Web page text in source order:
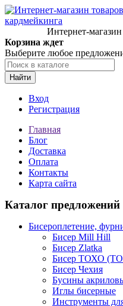
Интернет-магазин
Корзина ждет
Выберите любое
Найти
Вход
Регистрация
Главная
Блог
Доставка
Оплата
Контакты
Карта сайта
Каталог предложений
Бисероплетение,
Бисер Mill Hill
Бисер Zlatka
Бисер ТОХО
Бисер Чехия
Бусины
Иглы бисерные
Инструменты